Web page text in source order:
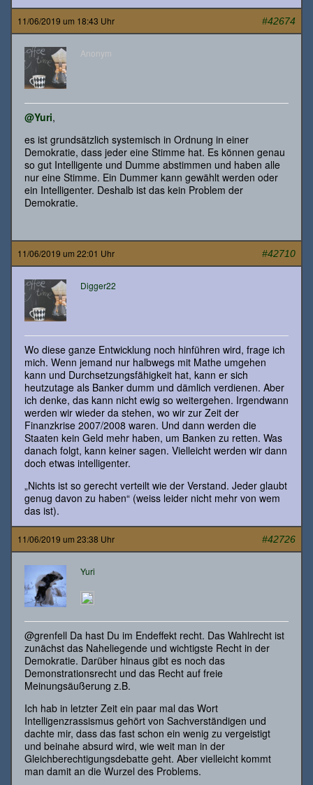
11/06/2019 um 18:43 Uhr #42674
Anonym
@Yuri,
es ist grundsätzlich systemisch in Ordnung in einer
Demokratie, dass jeder eine Stimme hat. Es können genau
so gut Intelligente und Dumme abstimmen und haben alle
nur eine Stimme. Ein Dummer kann gewählt werden oder
ein Intelligenter. Deshalb ist das kein Problem der
Demokratie.
11/06/2019 um 22:01 Uhr #42710
Digger22
Wo diese ganze Entwicklung noch hinführen wird, frage ich
mich. Wenn jemand nur halbwegs mit Mathe umgehen
kann und Durchsetzungsfähigkeit hat, kann er sich
heutzutage als Banker dumm und dämlich verdienen. Aber
ich denke, das kann nicht ewig so weitergehen. Irgendwann
werden wir wieder da stehen, wo wir zur Zeit der
Finanzkrise 2007/2008 waren. Und dann werden die
Staaten kein Geld mehr haben, um Banken zu retten. Was
danach folgt, kann keiner sagen. Vielleicht werden wir dann
doch etwas intelligenter.
„Nichts ist so gerecht verteilt wie der Verstand. Jeder glaubt
genug davon zu haben“ (weiss leider nicht mehr von wem
das ist).
11/06/2019 um 23:38 Uhr #42726
Yuri
@grenfell Da hast Du im Endeffekt recht. Das Wahlrecht ist
zunächst das Naheliegende und wichtigste Recht in der
Demokratie. Darüber hinaus gibt es noch das
Demonstrationsrecht und das Recht auf freie
Meinungsäußerung z.B.
Ich hab in letzter Zeit ein paar mal das Wort
Intelligenzrassismus gehört von Sachverständigen und
dachte mir, dass das fast schon ein wenig zu vergeistigt
und beinahe absurd wird, wie weit man in der
Gleichberechtigungsdebatte geht. Aber vielleicht kommt
man damit an die Wurzel des Problems.